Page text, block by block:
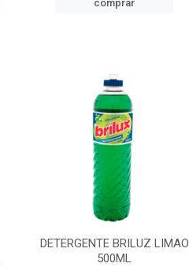
comprar
DETERGENTE BRILUZ LIMAO
500ML